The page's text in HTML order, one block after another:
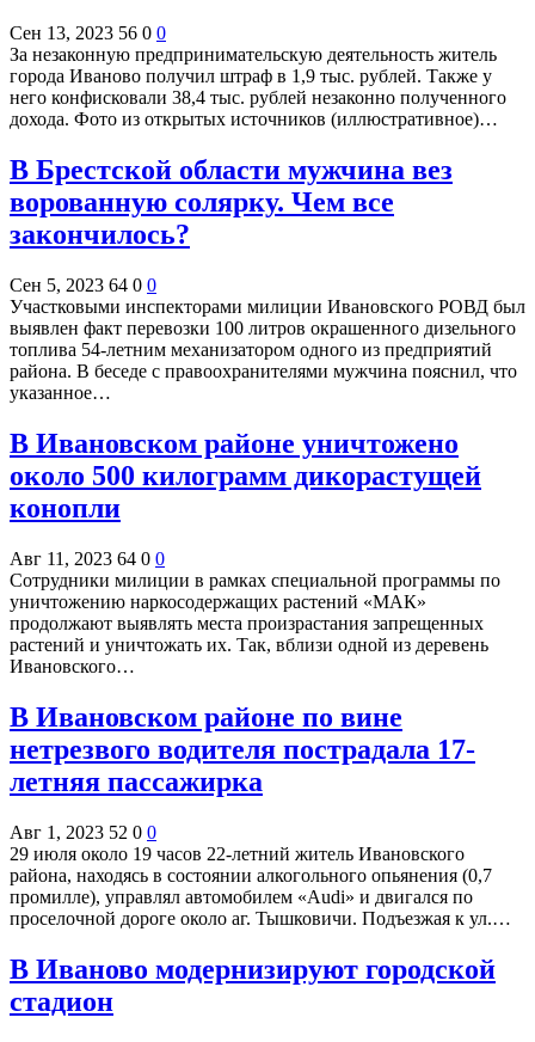
Сен 13, 2023 56 0 0
За незаконную предпринимательскую деятельность житель
города Иваново получил штраф в 1,9 тыс. рублей. Также у
него конфисковали 38,4 тыс. рублей незаконно полученного
дохода. Фото из открытых источников (иллюстративное)…
В Брестской области мужчина вез
ворованную солярку. Чем все
закончилось?
Сен 5, 2023 64 0 0
Участковыми инспекторами милиции Ивановского РОВД был
выявлен факт перевозки 100 литров окрашенного дизельного
топлива 54-летним механизатором одного из предприятий
района. В беседе с правоохранителями мужчина пояснил, что
указанное…
В Ивановском районе уничтожено
около 500 килограмм дикорастущей
конопли
Авг 11, 2023 64 0 0
Сотрудники милиции в рамках специальной программы по
уничтожению наркосодержащих растений «МАК»
продолжают выявлять места произрастания запрещенных
растений и уничтожать их. Так, вблизи одной из деревень
Ивановского…
В Ивановском районе по вине
нетрезвого водителя пострадала 17-
летняя пассажирка
Авг 1, 2023 52 0 0
29 июля около 19 часов 22-летний житель Ивановского
района, находясь в состоянии алкогольного опьянения (0,7
промилле), управлял автомобилем «Audi» и двигался по
проселочной дороге около аг. Тышковичи. Подъезжая к ул.…
В Иваново модернизируют городской
стадион